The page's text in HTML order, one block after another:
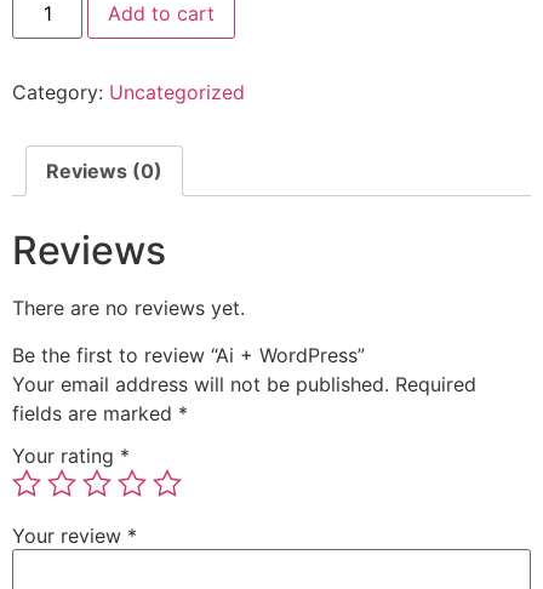
Add to cart
Category: Uncategorized
Reviews (0)
Reviews
There are no reviews yet.
Be the first to review “Ai + WordPress”
Your email address will not be published. Required
fields are marked *
Your rating *
Your review *